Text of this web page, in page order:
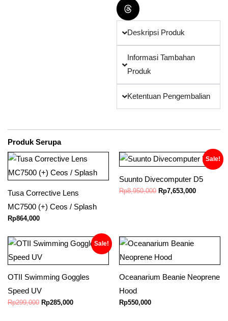
Deskripsi Produk
Informasi Tambahan
Produk
Ketentuan Pengembalian
Produk Serupa
Tusa Corrective Lens
MC7500 (+) Ceos / Splash
Rp864,000
Sale!
Suunto Divecomputer D5
Rp8,950,000
Original
price
Rp8,950,000.
Rp7,653,000
Current
price
Sale!
OTII Swimming Goggles
Speed UV
Rp299,000
Original
price
was:
Rp299,000.
Rp285,000
Current
price
Rp285,000.
Oceanarium Beanie Neoprene
Hood
Rp550,000